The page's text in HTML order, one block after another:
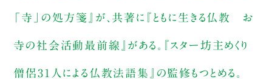
「寺」の処方箋』が、共著に『ともに生きる仏教 お
寺の社会活動最前線』がある。『スター坊主めくり
僧侶31人による仏教法語集』の監修もつとめる。